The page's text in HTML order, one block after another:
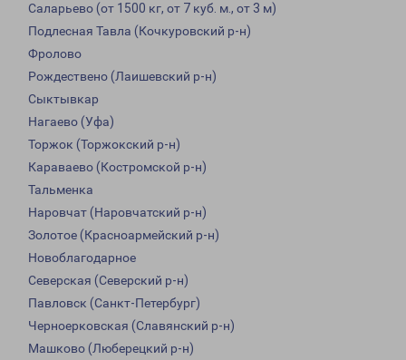
Саларьево (от 1500 кг, от 7 куб. м., от 3 м)
Подлесная Тавла (Кочкуровский р-н)
Фролово
Рождествено (Лаишевский р-н)
Сыктывкар
Нагаево (Уфа)
Торжок (Торжокский р-н)
Караваево (Костромской р-н)
Тальменка
Наровчат (Наровчатский р-н)
Золотое (Красноармейский р-н)
Новоблагодарное
Северская (Северский р-н)
Павловск (Санкт-Петербург)
Черноерковская (Славянский р-н)
Машково (Люберецкий р-н)